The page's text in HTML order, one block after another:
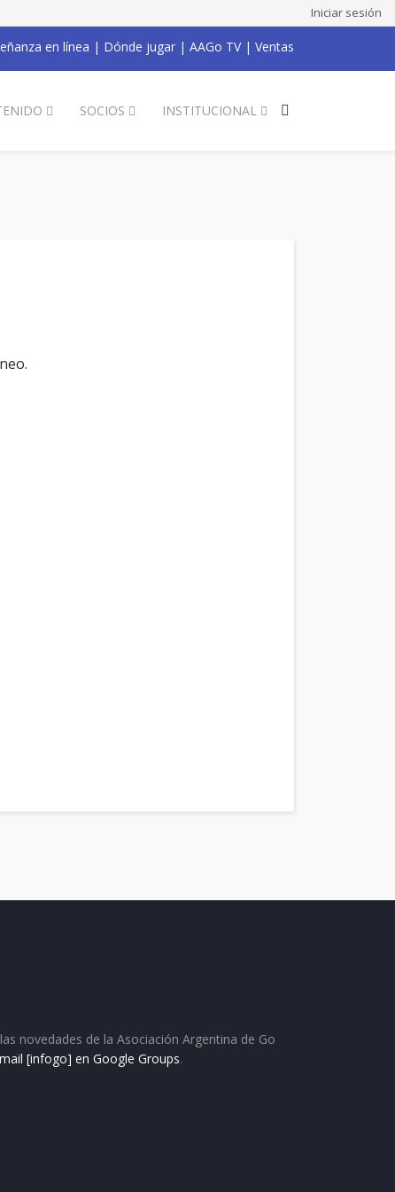
Iniciar sesión
en línea | Dónde jugar | AAGo TV| Ventas
SOCIOS INSTITUCIONAL
novedades de la Asociación Argentina de Go
[infogo] en Google Groups.